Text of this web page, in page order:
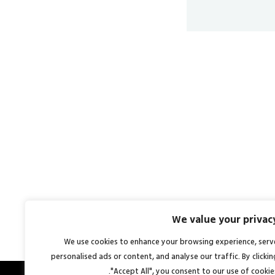
We value your
We use cookies to enhance your browsing experience,
personalised ads or content, and analyse our traffic. By
"Accept All", you consent to our use of